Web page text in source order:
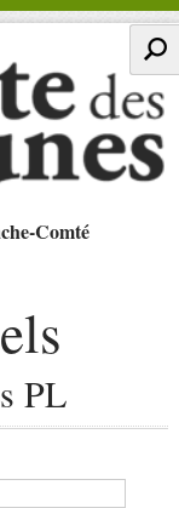
Comté
PL